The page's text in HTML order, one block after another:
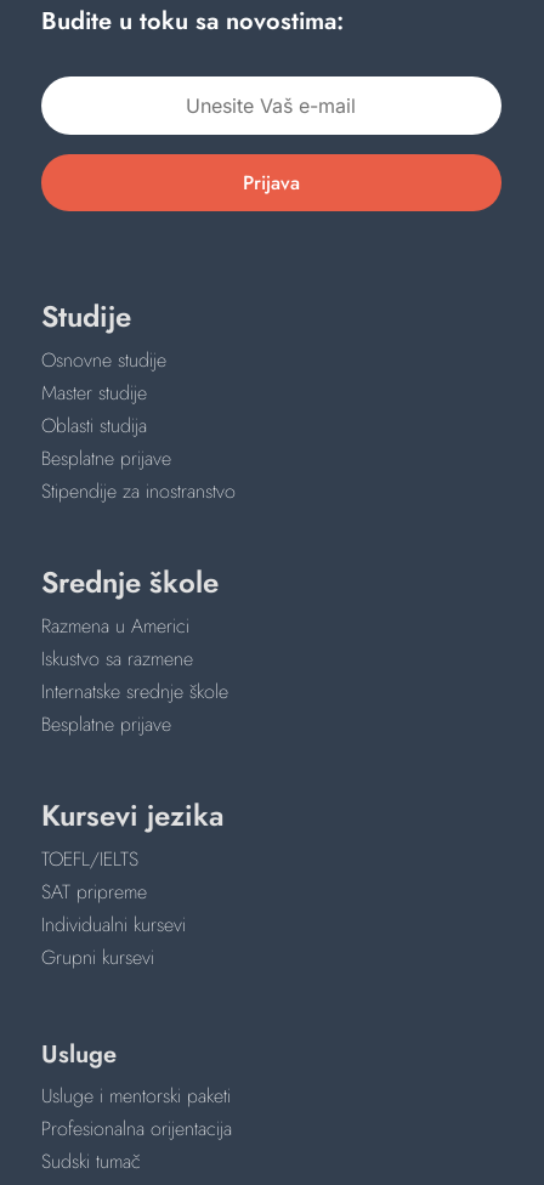
Budite u toku sa novostima:
Prijava
Studije
Osnovne studije
Master studije
Oblasti studija
Besplatne prijave
Stipendije za inostranstvo
Srednje škole
Razmena u Americi
Iskustvo sa razmene
Internatske srednje škole
Besplatne prijave
Kursevi jezika
TOEFL/IELTS
SAT pripreme
Individualni kursevi
Grupni kursevi
Usluge
Usluge i mentorski paketi
Profesionalna orijentacija
Sudski tumač